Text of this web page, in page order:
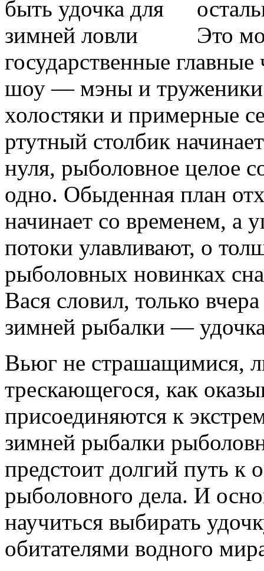
Это
государственные
шоу — мэны и труженики
холостяки и примерные
ртутный столбик
нуля, рыболовное целое
одно. Обыденная план
начинает со временем, а
потоки улавливают, о
рыболовных новинках
Вася словил, только
зимней рыбалки —
Вьюг не страшащимися,
трескающегося, как
присоединяются к
зимней рыбалки
предстоит долгий путь к
рыболовного дела. И
научиться выбирать
обитателями водного